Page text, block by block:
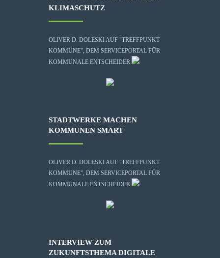
KLIMASCHUTZ
OLIVER D. DOLESKI AUF "TREFFPUNKT
KOMMUNE", DEM SERVICEPORTAL FÜR
KOMMUNALE ENTSCHEIDER
STADTWERKE MACHEN
KOMMUNEN SMART
OLIVER D. DOLESKI AUF "TREFFPUNKT
KOMMUNE", DEM SERVICEPORTAL FÜR
KOMMUNALE ENTSCHEIDER
INTERVIEW ZUM
ZUKUNFTSTHEMA DIGITALE